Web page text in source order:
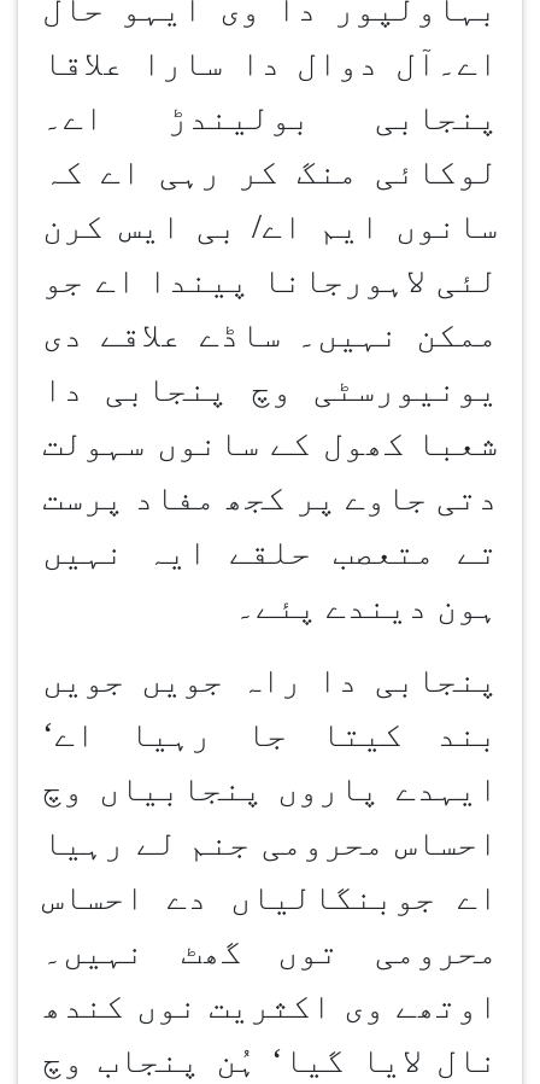
بہاولپور دا وی ایہو حال
اے۔آل دوال دا سارا علاقا
پنجابی بولیندڑ اے۔
لوکائی منگ کر رہی اے کہ
سانوں ایم اے/ بی ایس کرن
لئی لاہورجانا پیندا اے جو
ممکن نہیں۔ ساڈے علاقے دی
یونیورسٹی وچ پنجابی دا
شعبا کھول کے سانوں سہولت
دتی جاوے پر کجھ مفاد پرست
تے متعصب حلقے ایہ نہیں
ہون دیندے پئے۔
پنجابی دا راہ جویں جویں
بند کیتا جا رہیا اے‘
ایہدے پاروں پنجابیاں وچ
احساس محرومی جنم لے رہیا
اے جوبنگالیاں دے احساس
محرومی توں گھٹ نہیں۔
اوتھے وی اکثریت نوں کندھ
نال لایا گیا‘ ہُن پنجاب وچ